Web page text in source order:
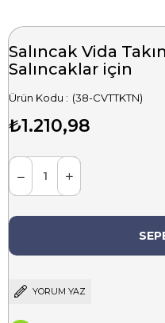
Salıncak Vida
Salıncaklar için
(38-CVTTKTN)
₺1.210,98
YORUM YAZ